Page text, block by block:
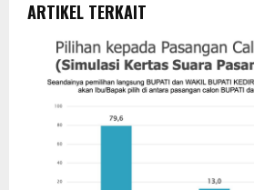
ARTIKEL TERKAIT